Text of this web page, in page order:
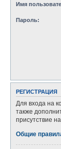
Имя
Пароль:
РЕГИСТРАЦИЯ
Для входа на
также
присутствие
Общие